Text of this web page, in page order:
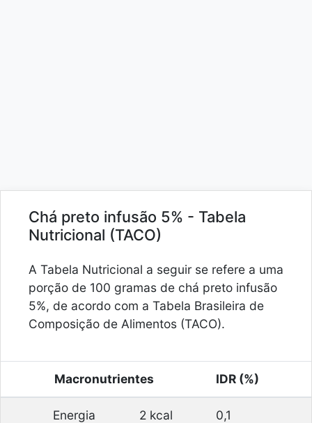
Chá preto infusão 5% - Tabela
Nutricional (TACO)
A Tabela Nutricional a seguir se refere a uma
porção de 100 gramas de chá preto infusão
5%, de acordo com a Tabela Brasileira de
Composição de Alimentos (TACO).
Macronutrientes IDR (%)
Energia 2 kcal 0,1